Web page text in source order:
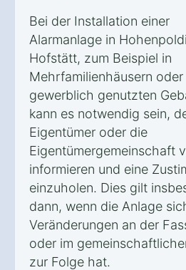
Bei der Installation einer
Alarmanlage in
Hofstätt, zum Beispiel in
Mehrfamilienhäusern oder
gewerblich genutzten
kann es notwendig sein,
Eigentümer oder die
Eigentümergemeinschaft
informieren und eine
einzuholen. Dies gilt
dann, wenn die Anlage
Veränderungen an der
oder im
zur Folge hat.